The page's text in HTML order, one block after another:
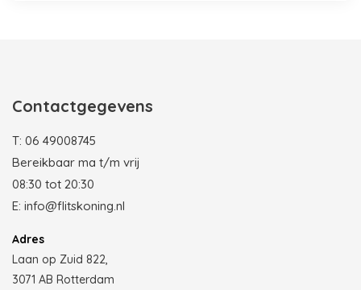
Contactgegevens
T: 06 49008745
Bereikbaar ma t/m vrij
08:30 tot 20:30
E: info@flitskoning.nl
Adres
Laan op Zuid 822,
3071 AB Rotterdam